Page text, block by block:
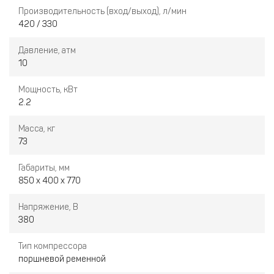
Производительность (вход/выход), л/мин
420 / 330
Давление, атм
10
Мощность, кВт
2.2
Масса, кг
73
Габариты, мм
850 x 400 x 770
Напряжение, В
380
Тип компрессора
поршневой ременной